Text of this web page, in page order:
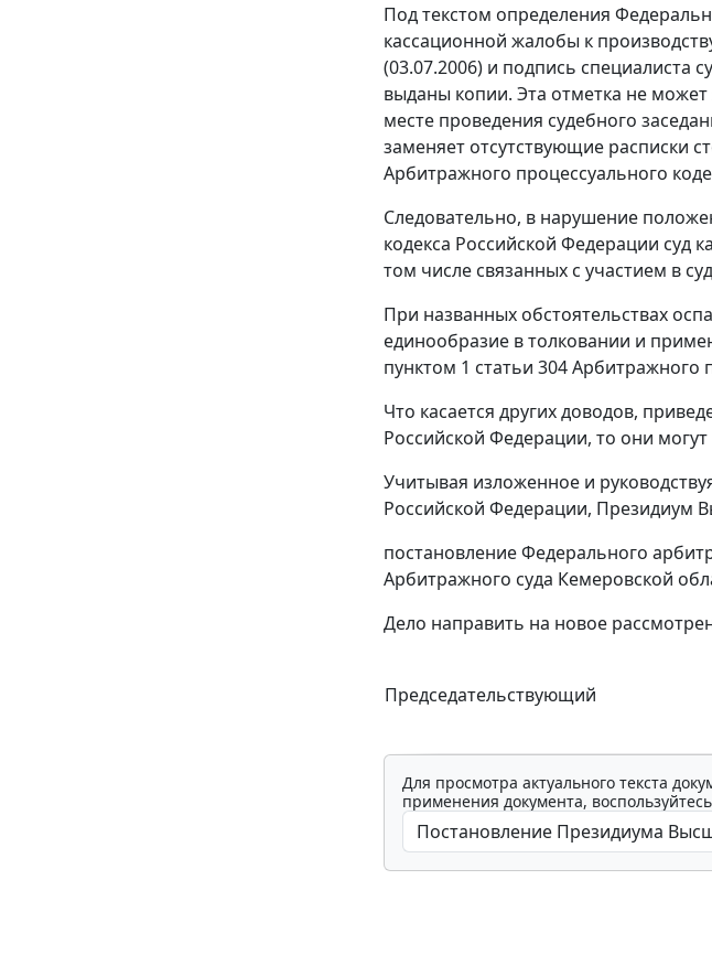
Под текстом определения
кассационной жалобы к
(03.07.2006) и подпись специалиста
выданы копии. Эта отметка не
месте проведения судебного
заменяет отсутствующие расписки
Арбитражного процессуального
Следовательно, в нарушение
кодекса Российской Федерации суд
том числе связанных с участием в
При названных обстоятельствах
единообразие в толковании и
пунктом 1 статьи 304Арбитражного
Что касается других доводов,
Российской Федерации, то они
Учитывая изложенное и
Российской Федерации, Президиум
постановлениеФедерального
Арбитражного суда Кемеровской
Дело направить на новое
Председательствующий
Для просмотра актуального текста
применения документа,